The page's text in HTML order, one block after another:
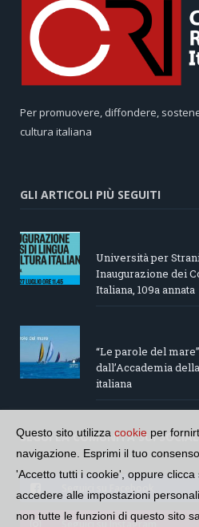
Per promuovere, diffondere,
cultura italiana
GLI ARTICOLI PIÙ SEGUITI
Università per
Inaugurazione dei
Italiana, 109a annata
“Le parole del
dall’Accademia
italiana
SEGUI LA COMUNITÀ SUI SOCIAL
Seguici su Facebook
Seguici su Instagram
Questo sito utilizza cookie per
navigazione. Esprimi il tuo
'Accetto tutti i cookie', oppure
accedere alle impostazioni
non tutte le funzioni di questo sito